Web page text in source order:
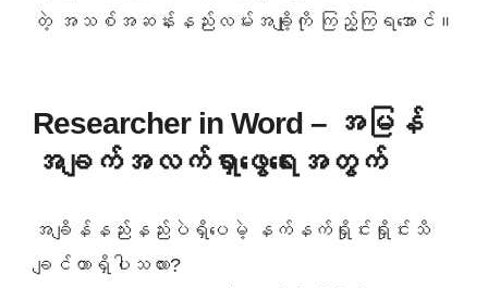
တဲ့ အသစ်အဆန်းနည်းလမ်းအချို့ကို ကြည့်ကြရအောင်။
Researcher in Word – အမြန်
အချက်အလက်ရှာဖွေရေးအတွက်
အချိန်နည်းနည်းပဲရှိပေမဲ့ နက်နက်ရှိုင်းရှိုင်းသိ
ချင်တာရှိပါသလား?